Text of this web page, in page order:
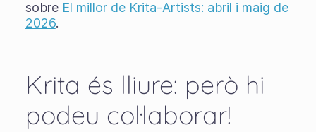
sobre El millor de Krita-Artists: abril i maig de
2026.
Krita és lliure: però hi
podeu col·laborar!